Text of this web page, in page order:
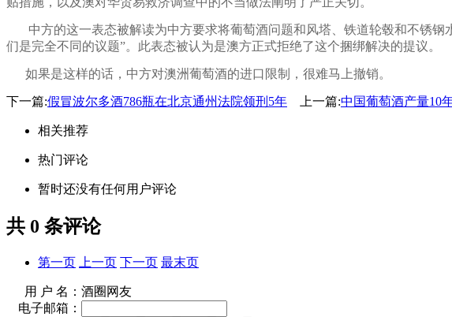
中方的这一表态被解读为中方要求将葡萄酒问题和风塔、铁道轮毂和不锈钢
们是完全不同的议题”。此表态被认为是澳方正式拒绝了这个捆绑解决的提议。
如果是这样的话，中方对澳洲葡萄酒的进口限制，很难马上撤销。
下一篇:假冒波尔多酒786瓶在北京通州法院领刑5年 上一篇:中国葡萄酒产量10
相关推荐
热门评论
暂时还没有任何用户评论
共 0 条评论
第一页 上一页 下一页 最末页
用 户 名： 酒圈网友
电子邮箱：